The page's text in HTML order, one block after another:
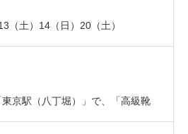
（土）14（日）20（土）
定額が10…
京駅（八丁堀）」で、「高級靴